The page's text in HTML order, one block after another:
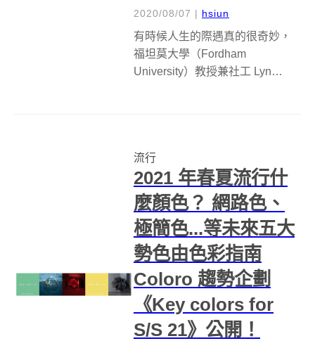
2020/08/07 | hsiun
有時候人生的際遇真的很奇妙，
福坦莫大學（Fordham
University）教授兼社工 Lyn
進而引發一連串意外的發展...
流行
2021 年春夏流行什
麼顏色？ 網路色、
極簡色...等未來五大
勢色由色彩指南
Coloro 趨勢企劃
《Key colors for
S/S 21》公開！